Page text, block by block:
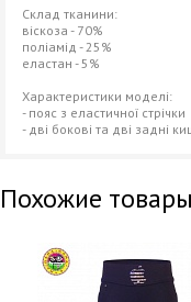
Склад тканини:
віскоза - 70%
поліамід - 25%
еластан - 5%
Характеристики моделі:
- пояс з еластичної стрічки
- дві бокові та дві задні
Похожие товары